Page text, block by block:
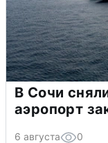
В Сочи
аэропорт
6 августа 0